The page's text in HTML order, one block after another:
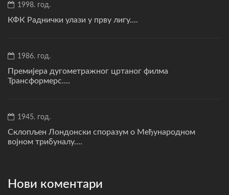
1998. год.
КФК Раднички улази у прву лигу....
1986. год.
Премијера дугометражног цртаног филма
Трансформерс....
1945. год.
Склопљен Лондонски споразум о Међународном
војном трибуналу....
Нови коментари